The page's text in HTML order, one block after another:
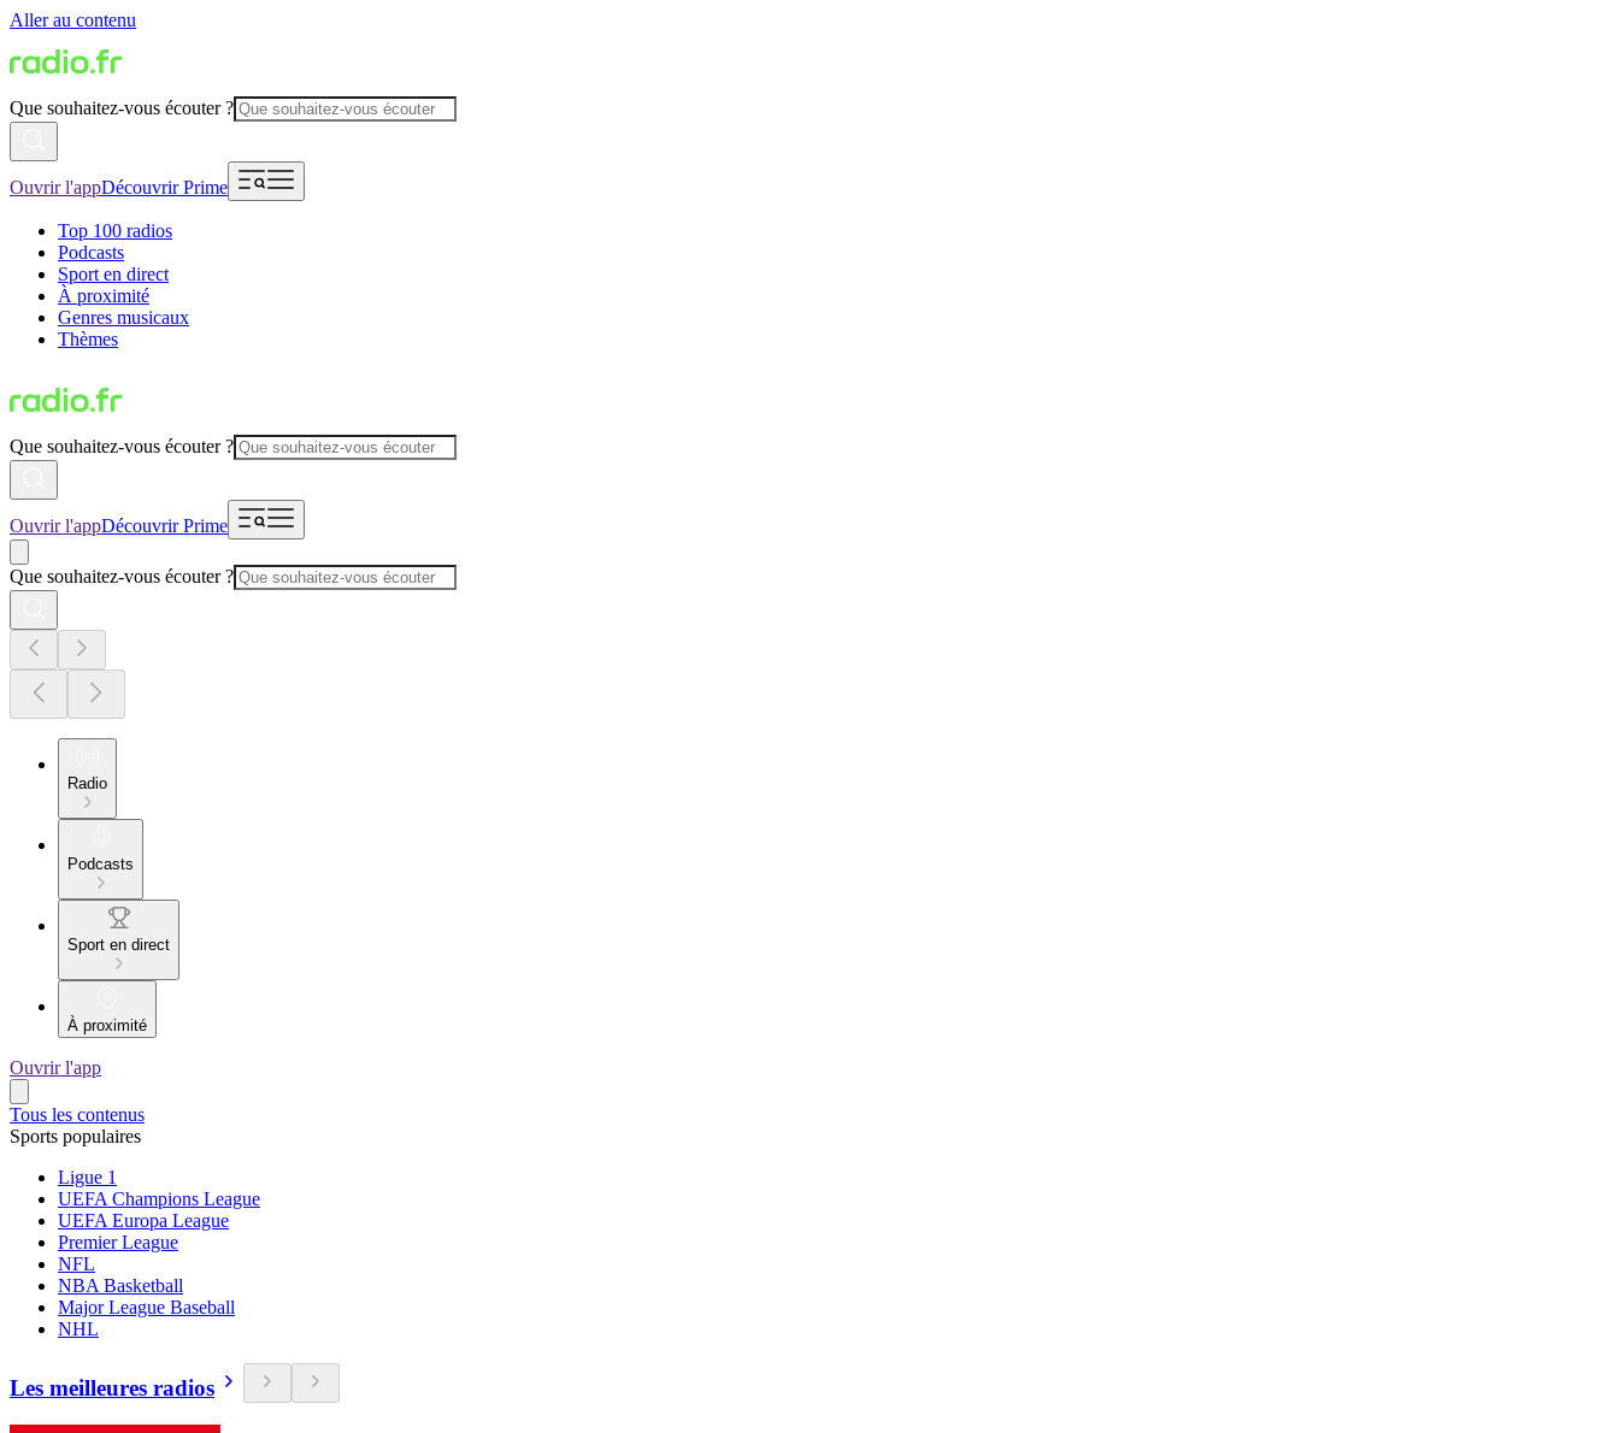
Aller au contenu
Que souhaitez-vous écouter ?
Ouvrir l'appDécouvrir Prime
Top 100 radios
Podcasts
Sport en direct
À proximité
Genres musicaux
Thèmes
Que souhaitez-vous écouter ?
Ouvrir l'appDécouvrir Prime
Que souhaitez-vous écouter ?
Radio
Podcasts
Sport en direct
À proximité
Ouvrir l'app
Tous les contenus
Sports populaires
Ligue 1
UEFA Champions League
UEFA Europa League
Premier League
NFL
NBA Basketball
Major League Baseball
NHL
Les meilleures radios